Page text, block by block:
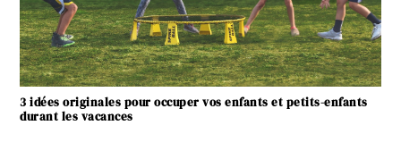
3 idées originales pour occuper vos enfants et petits-enfants
durant les vacances